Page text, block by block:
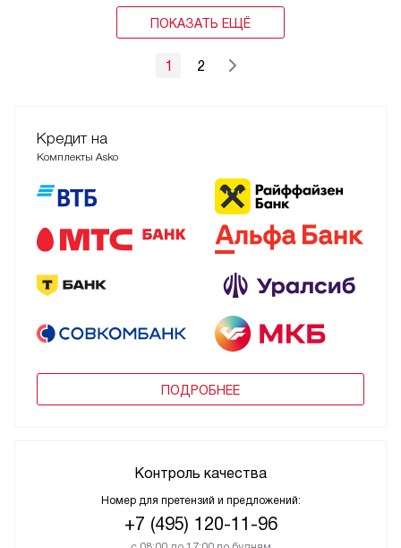
ПОКАЗАТЬ ЕЩЁ
1 2
Кредит на
Комплекты Asko
ПОДРОБНЕЕ
Контроль качества
Номер для претензий и предложений:
+7 (495) 120-11-96